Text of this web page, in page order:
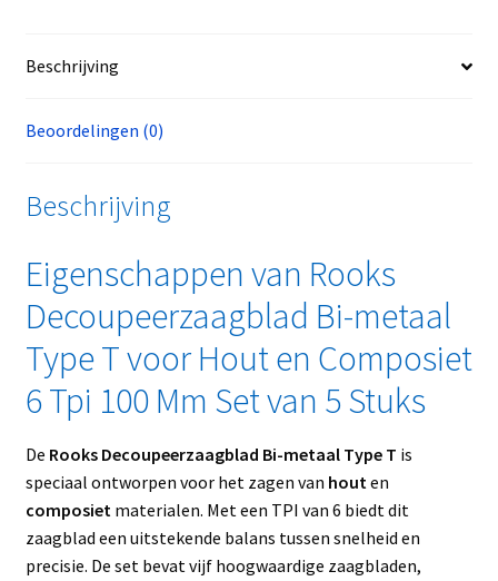
Beschrijving
Beoordelingen (0)
Beschrijving
Eigenschappen van Rooks
Decoupeerzaagblad Bi-metaal
Type T voor Hout en Composiet
6 Tpi 100 Mm Set van 5 Stuks
De Rooks Decoupeerzaagblad Bi-metaal Type T is
speciaal ontworpen voor het zagen van houten
composietmaterialen. Met een TPI van 6 biedt dit
zaagblad een uitstekende balans tussen snelheid en
precisie. De set bevat vijf hoogwaardige zaagbladen,